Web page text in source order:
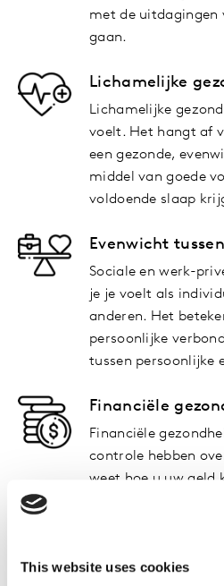
This website uses cookies
met de uitdagingen
gaan.
Lichamelijke
Lichamelijke
voelt. Het hangt af
een gezonde,
middel van goede
voldoende slaap
Evenwicht
Sociale en werk-
je je voelt als
anderen. Het
persoonlijke
tussen persoonlijke
Financiële
Financiële
controle hebben
weet hoe u uw geld
budgetteren en